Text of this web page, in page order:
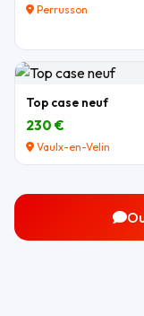
Perrusson
Top case neuf
230 €
Vaulx-en-Velin